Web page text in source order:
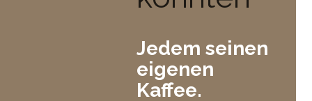
Jedem seinen
eigenen
Kaffee.